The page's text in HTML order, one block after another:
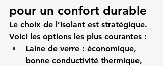
pour un confort durable
Le choix de l’isolant est stratégique.
Voici les options les plus courantes :
Laine de verre : économique,
bonne conductivité thermique,